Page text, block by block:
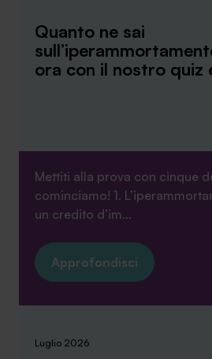
Quanto ne sai
ora con il nostro quiz
Mettiti alla prova con cinque
cominciamo! 1.
un credito d’im...
Approfondisci
Luglio 2026